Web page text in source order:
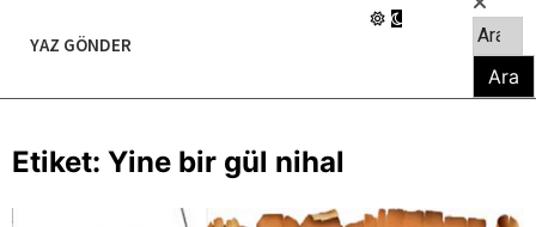
YAZ GÖNDER
Etiket: Yine bir gül nihal